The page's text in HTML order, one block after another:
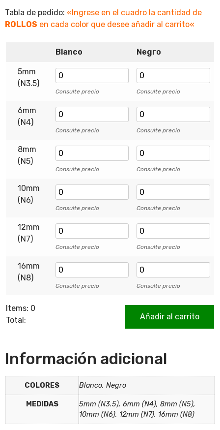
Tabla de pedido: «Ingrese en el cuadro la cantidad de
ROLLOS en cada color que desee añadir al carrito«
Blanco Negro
5mm
(N3.5)
Consulte precio Consulte precio
6mm
(N4)
Consulte precio Consulte precio
8mm
(N5)
Consulte precio Consulte precio
10mm
(N6)
Consulte precio Consulte precio
12mm
(N7)
Consulte precio Consulte precio
16mm
(N8)
Consulte precio Consulte precio
Items: 0
Total :
$0.00
Añadir al carrito
Información adicional
COLORES Blanco, Negro
MEDIDAS
5mm (N3.5), 6mm (N4), 8mm (N5),
10mm (N6), 12mm (N7), 16mm (N8)